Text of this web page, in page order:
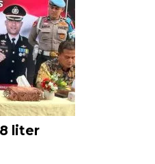
liter